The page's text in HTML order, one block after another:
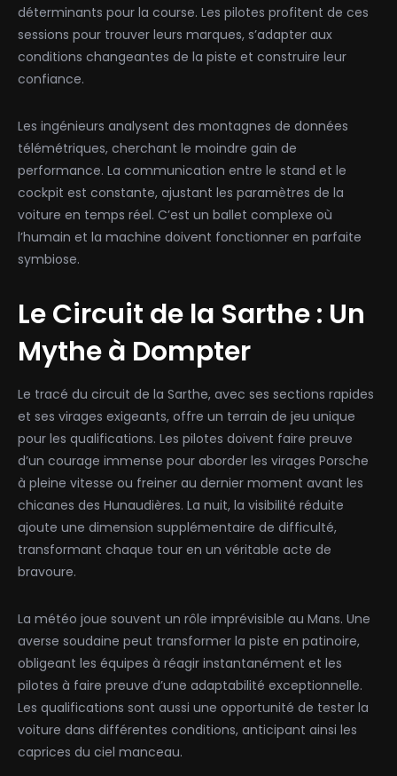
déterminants pour la course. Les pilotes profitent de ces
sessions pour trouver leurs marques, s’adapter aux
conditions changeantes de la piste et construire leur
confiance.
Les ingénieurs analysent des montagnes de données
télémétriques, cherchant le moindre gain de
performance. La communication entre le stand et le
cockpit est constante, ajustant les paramètres de la
voiture en temps réel. C’est un ballet complexe où
l’humain et la machine doivent fonctionner en parfaite
symbiose.
Le Circuit de la Sarthe : Un
Mythe à Dompter
Le tracé du circuit de la Sarthe, avec ses sections rapides
et ses virages exigeants, offre un terrain de jeu unique
pour les qualifications. Les pilotes doivent faire preuve
d’un courage immense pour aborder les virages Porsche
à pleine vitesse ou freiner au dernier moment avant les
chicanes des Hunaudières. La nuit, la visibilité réduite
ajoute une dimension supplémentaire de difficulté,
transformant chaque tour en un véritable acte de
bravoure.
La météo joue souvent un rôle imprévisible au Mans. Une
averse soudaine peut transformer la piste en patinoire,
obligeant les équipes à réagir instantanément et les
pilotes à faire preuve d’une adaptabilité exceptionnelle.
Les qualifications sont aussi une opportunité de tester la
voiture dans différentes conditions, anticipant ainsi les
caprices du ciel manceau.